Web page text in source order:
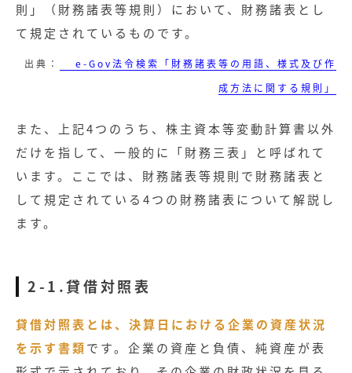
記事
則」（財務諸表等規則）において、財務諸表とし
て規定されているものです。
出典：
e-Gov法令検索「財務諸表等の用語、様式及び作
成方法に関する規則」
また、上記4つのうち、株主資本等変動計算書以外
だけを指して、一般的に「財務三表」と呼ばれて
います。ここでは、財務諸表等規則で財務諸表と
して規定されている4つの財務諸表について解説し
ます。
2-1.貸借対照表
貸借対照表とは、決算日における企業の資産状況
を示す書類です。企業の資産と負債、純資産が表